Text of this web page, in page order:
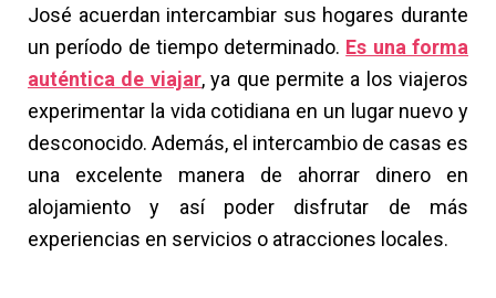
José acuerdan intercambiar sus hogares durante
un período de tiempo determinado. Es una forma
auténtica de viajar, ya que permite a los viajeros
experimentar la vida cotidiana en un lugar nuevo y
desconocido. Además, el intercambio de casas es
una excelente manera de ahorrar dinero en
alojamiento y así poder disfrutar de más
experiencias en servicios o atracciones locales.